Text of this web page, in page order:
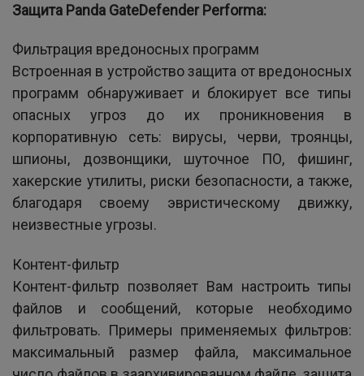
Защита Panda GateDefender Performa:
Фильтрация вредоносных программ
Встроенная в устройство защита от вредоносных
программ обнаруживает и блокирует все типы
опасных угроз до их проникновения в
корпоративную сеть: вирусы, черви, троянцы,
шпионы, дозвонщики, шуточное ПО, фишинг,
хакерские утилиты, риски безопасности, а также,
благодаря своему эвристическому движку,
неизвестные угрозы.
Контент-фильтр
Контент-фильтр позволяет Вам настроить типы
файлов и сообщений, которые необходимо
фильтровать. Примеры применяемых фильтров:
максимальный размер файла, максимальное